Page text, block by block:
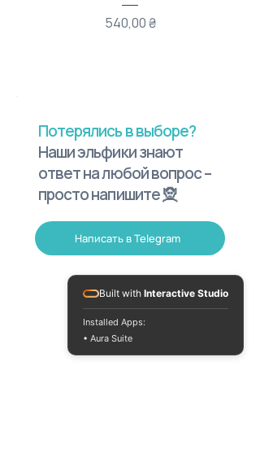
Цена
540,00 ₴
Потерялись в выборе?
Наши эльфики знают
ответ на любой вопрос –
просто напишите 🧝
Написать в Telegram
Built with Interactive Studio
Installed Apps:
• Aura Suite